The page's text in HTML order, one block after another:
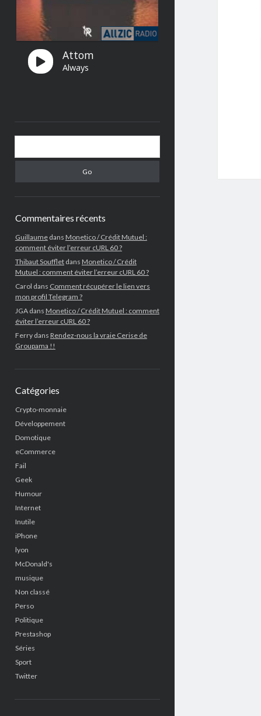
Commentaires récents
Guillaumedans Monetico / Crédit Mutuel :
comment éviter l’erreur cURL 60 ?
Thibaut Souffletdans Monetico / Crédit
Mutuel : comment éviter l’erreur cURL 60 ?
Carol dans Comment récupérer le lien vers
mon profil Telegram ?
JGAdans Monetico / Crédit Mutuel : comment
éviter l’erreur cURL 60 ?
Ferrydans Rendez-nous la vraie Cerise de
Groupama !!
Catégories
Crypto-monnaie
Développement
Domotique
eCommerce
Fail
Geek
Humour
Internet
Inutile
iPhone
lyon
McDonald's
musique
Non classé
Perso
Politique
Prestashop
Séries
Sport
Twitter